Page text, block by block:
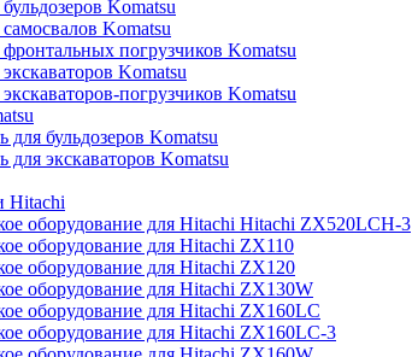
Komatsu
Komatsu
погрузчиков Komatsu
Komatsu
погрузчиков Komatsu
для бульдозеров Komatsu
для экскаваторов Komatsu
Hitachi
оборудование для Hitachi Hitachi ZX520LCH-3
оборудование для Hitachi ZX110
оборудование для Hitachi ZX120
оборудование для Hitachi ZX130W
оборудование для Hitachi ZX160LC
оборудование для Hitachi ZX160LC-3